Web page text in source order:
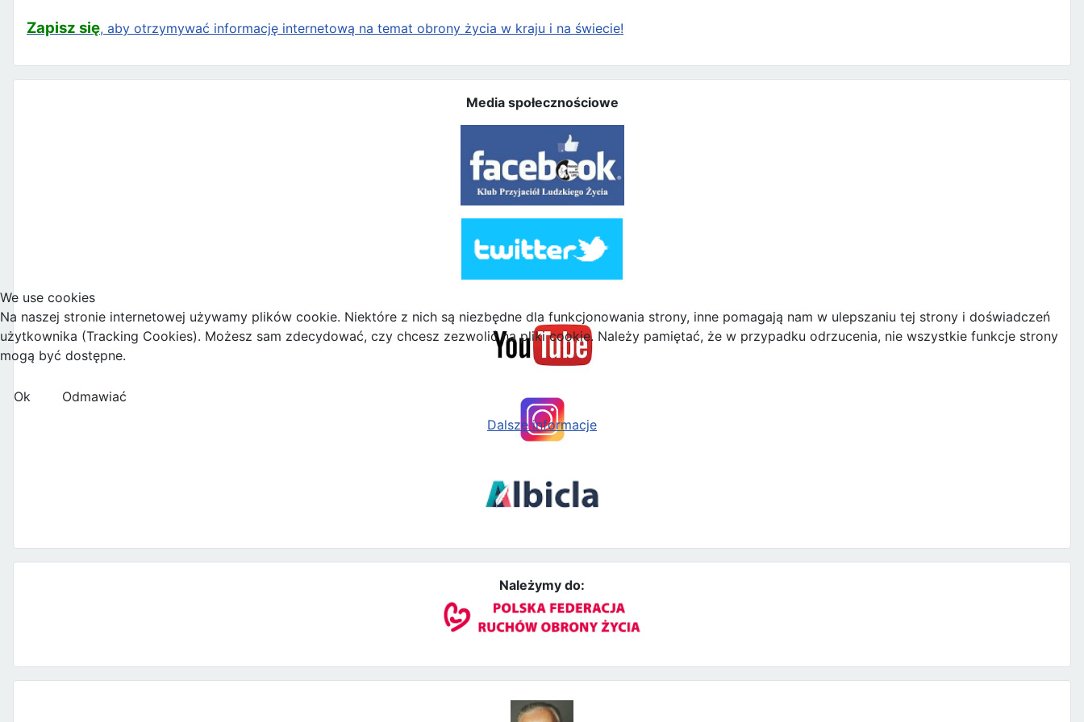
Zapisz się, aby otrzymywać informację internetową na temat obrony życia w kraju i na świecie!
Media społecznościowe
Należymy do:
We use cookies
Na naszej stronie internetowej używamy plików cookie. Niektóre z nich są niezbędne dla funkcjonowania strony, inne pomagają nam w ulepszaniu tej strony i doświadczeń
użytkownika (Tracking Cookies). Możesz sam zdecydować, czy chcesz zezwolić na pliki cookie. Należy pamiętać, że w przypadku odrzucenia, nie wszystkie funkcje strony
mogą być dostępne.
Ok
Odmawiać
Dalsze informacje